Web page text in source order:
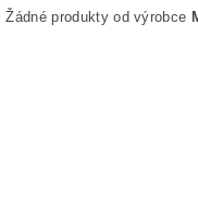
Žádné produkty od výrobce